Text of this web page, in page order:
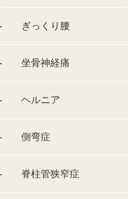
ぎっくり腰
坐骨神経痛
ヘルニア
側弯症
脊柱管狭窄症